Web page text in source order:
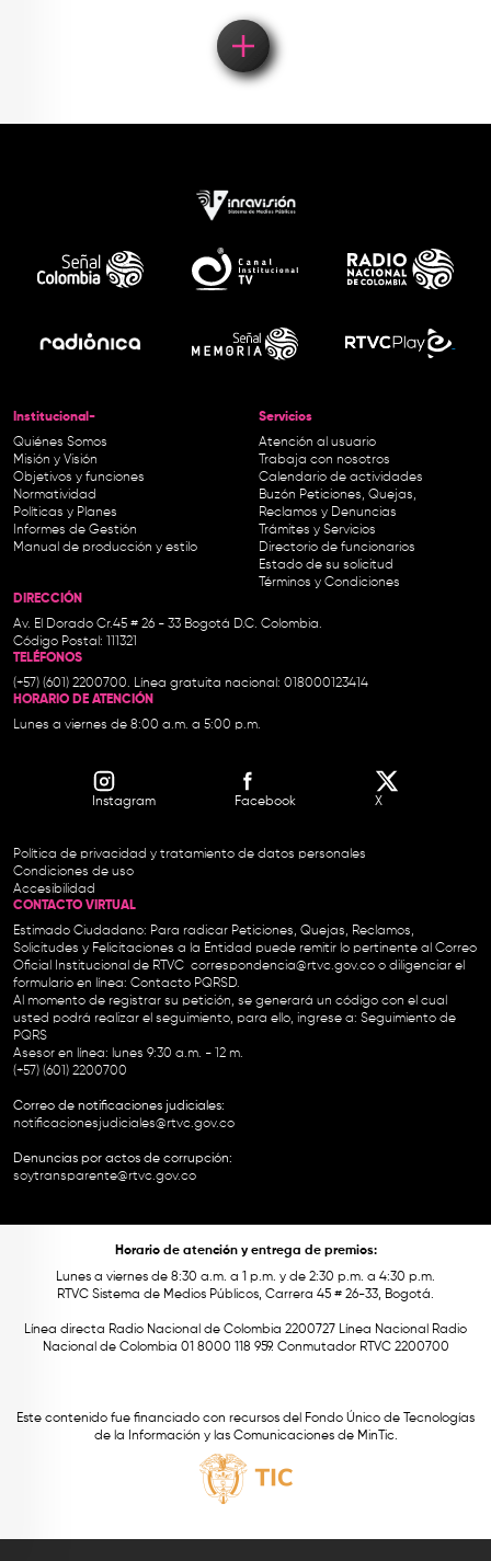
Institucional-
Quiénes Somos
Misión y Visión
Objetivos y funciones
Normatividad
Políticas y Planes
Informes de Gestión
Manual de producción y estilo
Servicios
Atención al usuario
Trabaja con nosotros
Calendario de actividades
Buzón Peticiones, Quejas,
Reclamos y Denuncias
Trámites y Servicios
Directorio de funcionarios
Estado de su solicitud
Términos y Condiciones
DIRECCIÓN
Av. El Dorado Cr.45 # 26 - 33 Bogotá D.C. Colombia.
Código Postal: 111321
TELÉFONOS
(+57) (601) 2200700. Línea gratuita nacional: 018000123414
HORARIO DE ATENCIÓN
Lunes a viernes de 8:00 a.m. a 5:00 p.m.
Instagram Facebook X
Política de privacidad y tratamiento de datos personales
Condiciones de uso
Accesibilidad
CONTACTO VIRTUAL
Estimado Ciudadano: Para radicar Peticiones, Quejas, Reclamos,
Solicitudes y Felicitaciones a la Entidad puede remitir lo pertinente al Correo
Oficial Institucional de RTVC correspondencia@rtvc.gov.co o diligenciar el
formulario en línea: Contacto PQRSD.
Al momento de registrar su petición, se generará un código con el cual
usted podrá realizar el seguimiento, para ello, ingrese a: Seguimiento de
PQRS
Asesor en línea: lunes 9:30 a.m. - 12 m.
(+57) (601) 2200700
Correo de notificaciones judiciales:
notificacionesjudiciales@rtvc.gov.co
Denuncias por actos de corrupción:
soytransparente@rtvc.gov.co
Horario de atención y entrega de premios:
Lunes a viernes de 8:30 a.m. a 1 p.m. y de 2:30 p.m. a 4:30 p.m.
RTVC Sistema de Medios Públicos, Carrera 45 # 26-33, Bogotá.
Línea directa Radio Nacional de Colombia 2200727 Línea Nacional Radio
Nacional de Colombia 01 8000 118 959. Conmutador RTVC 2200700
Este contenido fue financiado con recursos del Fondo Único de Tecnologías
de la Información y las Comunicaciones de MinTic.